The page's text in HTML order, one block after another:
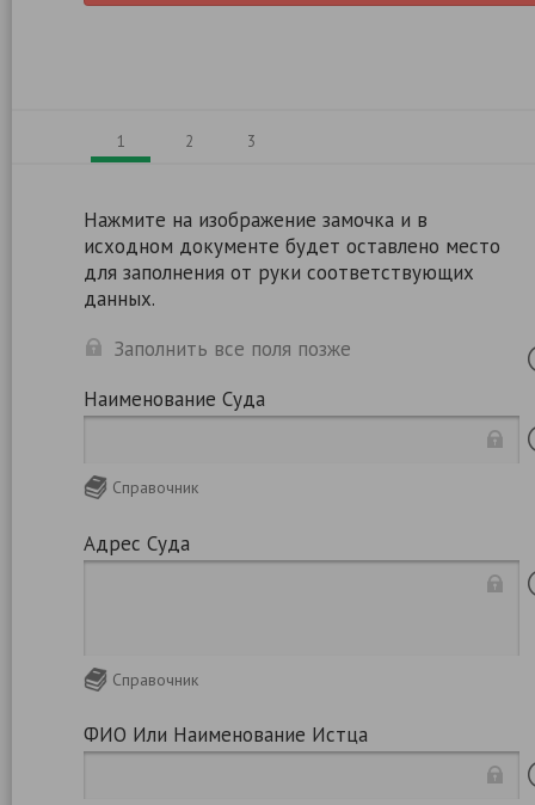
1 2 3
Нажмите на изображение замочка и в
исходном документе будет оставлено место
для заполнения от руки соответствующих
данных.
Заполнить все поля позже
Наименование Суда
Справочник
Адрес Суда
Справочник
ФИО Или Наименование Истца